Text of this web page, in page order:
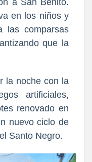
a San Benito.
en los niños y
las comparsas
que la
la noche con la
artificiales,
renovado en
nuevo ciclo de
Santo Negro.